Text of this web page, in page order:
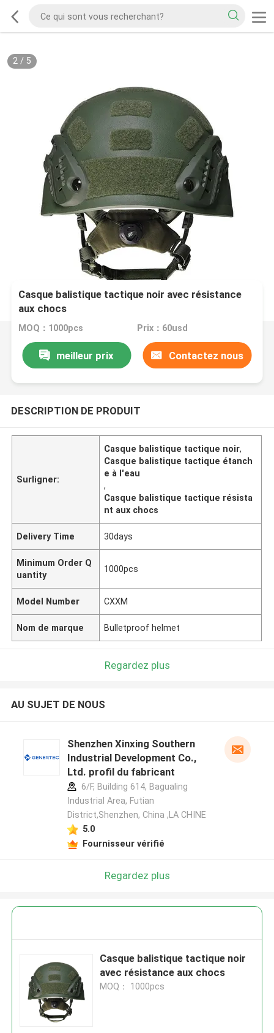
2/ 5
Casque balistique tactique noir avec résistance
aux chocs
MOQ：1000pcs Prix：60usd
meilleur prix Contactez nous
DESCRIPTION DE PRODUIT
Surligner:
Casque balistique tactique noir,
Casque balistique tactique étanch
e à l'eau
,
Casque balistique tactique résista
nt aux chocs
Delivery Time 30days
Minimum Order Q
uantity
1000pcs
Model Number CXXM
Nom de marque Bulletproof helmet
Regardez plus
AU SUJET DE NOUS
Shenzhen Xinxing Southern
Industrial Development Co.,
Ltd. profil du fabricant
6/F, Building 614, Bagualing
Industrial Area, Futian
District,Shenzhen, China ,LA CHINE
5.0
Fournisseur vérifié
Regardez plus
Casque balistique tactique noir
avec résistance aux chocs
MOQ： 1000pcs